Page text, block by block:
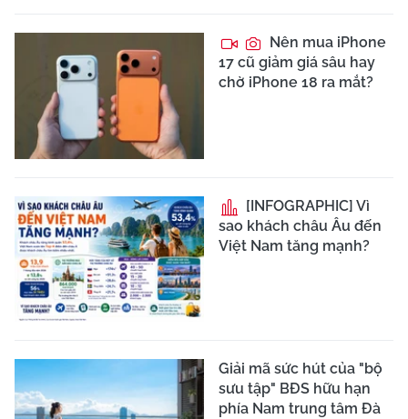
Nên mua iPhone
17 cũ giảm giá sâu hay
chờ iPhone 18 ra mắt?
[INFOGRAPHIC] Vì
sao khách châu Âu đến
Việt Nam tăng mạnh?
Giải mã sức hút của "bộ
sưu tập" BĐS hữu hạn
phía Nam trung tâm Đà